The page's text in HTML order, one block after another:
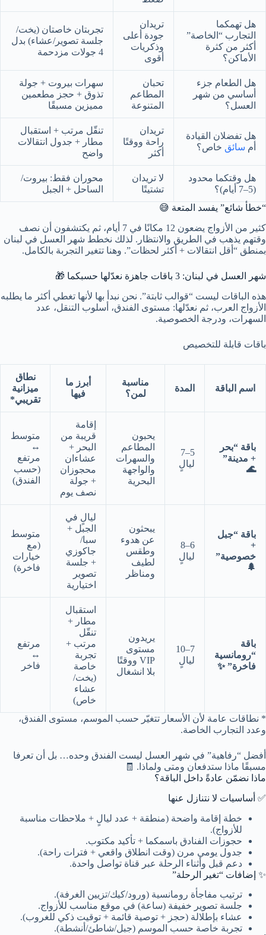
هل تهمكما
التجارب “الخاصة”
أكثر من كثرة
الأماكن؟
تريدان
جودة أعلى
وذكريات
أقوى
تجربتان خاصتان (يخت/
جلسة تصوير/عشاء) بدل
4 جولات مزدحمة
هل الطعام جزء
أساسي من شهر
العسل؟
تحبان
المطاعم
المتنوعة
سهرات بيروت + جولة
تذوق + حجز مطعمين
مميزين مسبقًا
هل تفضلان القيادة
أم سائق خاص؟
تريدان
راحة ووقتًا
أكثر
تنقّل مرتب + استقبال
مطار + جدول انتقالات
واضح
هل وقتكما محدود
(5–7 أيام)؟
لا تريدان
تشتيتًا
محوران فقط: بيروت/
الساحل + الجبل
“خطأ شائع” يفسد المتعة 😅
كثير من الأزواج يضعون 12 مكانًا في 7 أيام، ثم يكتشفون أن نصف
وقتهم يذهب في الطريق والانتظار. لذلك نخطط شهر العسل في لبنان
بمنطق “أقل انتقالات + أكثر لحظات”. وهنا تتغير التجربة بالكامل.
شهر العسل في لبنان: 3 باقات جاهزة نعدّلها حسبكما 🎁
هذه الباقات ليست “قوالب ثابتة”. نحن نبدأ بها لأنها تغطي أكثر ما يطلبه
الأزواج العرب، ثم نعدّلها: مستوى الفندق، أسلوب التنقل، عدد
السهرات، ودرجة الخصوصية.
باقات قابلة للتخصيص
اسم الباقة المدة
مناسبة
لمن؟
أبرز ما
فيها
نطاق
ميزانية
تقريبي*
باقة “بحر
+ مدينة”
🌊
5–7
ليالٍ
يحبون
المطاعم
والسهرات
والواجهة
البحرية
إقامة
قريبة من
البحر +
عشاءان
محجوزان
+ جولة
نصف يوم
متوسط
↔
مرتفع
(حسب
الفندق)
باقة “جبل
+
خصوصية”
🌲
6–8
ليالٍ
يبحثون
عن هدوء
وطقس
لطيف
ومناظر
ليالٍ في
الجبل +
سبا/
جاكوزي
+ جلسة
تصوير
اختيارية
متوسط
(مع
خيارات
فاخرة)
باقة
“رومانسية
فاخرة” ✨
7–10
ليالٍ
يريدون
مستوى
VIP ووقتًا
بلا انشغال
استقبال
مطار +
تنقّل
مرتب +
تجربة
خاصة
(يخت/
عشاء
خاص)
مرتفع
↔
فاخر
* نطاقات عامة لأن الأسعار تتغيّر حسب الموسم، مستوى الفندق،
وعدد التجارب الخاصة.
أفضل “رفاهية” في شهر العسل ليست الفندق وحده… بل أن تعرفا
مسبقًا ماذا ستدفعان ومتى ولماذا. 🧾
ماذا نضمّن عادةً داخل الباقة؟
✅ أساسيات لا نتنازل عنها
خطة إقامة واضحة (منطقة + عدد ليالٍ + ملاحظات مناسبة
للأزواج).
حجوزات الفنادق باسمكما + تأكيد مكتوب.
جدول يومي مرن (وقت انطلاق واقعي + فترات راحة).
دعم قبل وأثناء الرحلة عبر قناة تواصل واحدة.
✨ إضافات “تغير الرحلة”
ترتيب مفاجأة رومانسية (ورود/كيك/تزيين الغرفة).
جلسة تصوير خفيفة (ساعة) في موقع مناسب للأزواج.
عشاء بإطلالة (حجز + توصية قائمة + توقيت ذكي للغروب).
تجربة خاصة حسب الموسم (جبل/شاطئ/أنشطة).